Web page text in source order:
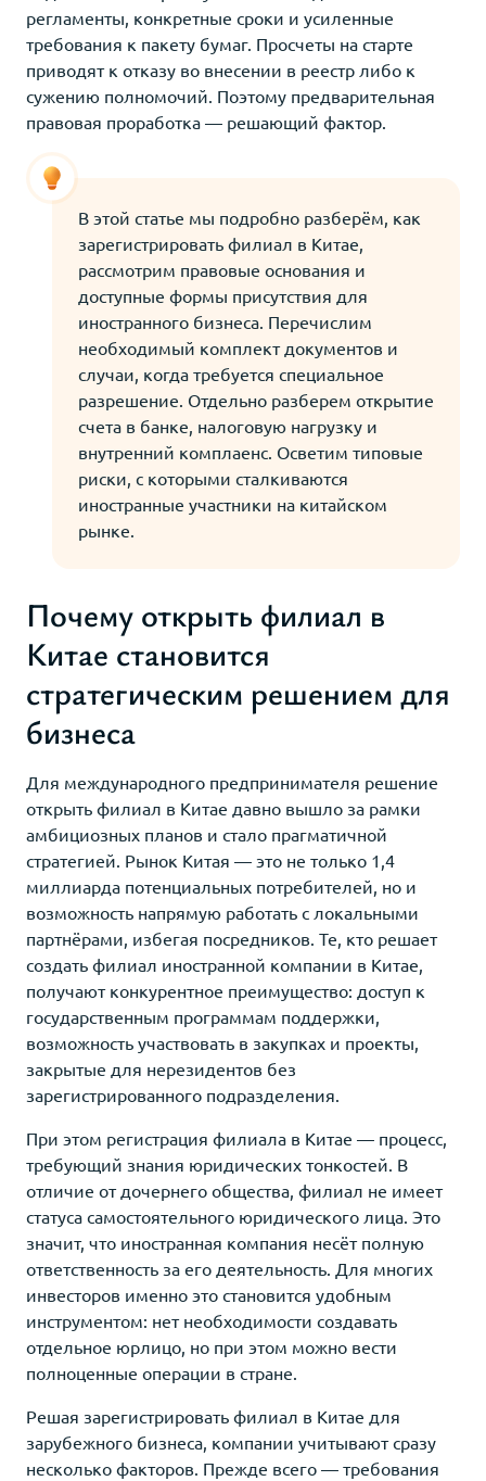
регламенты, конкретные сроки и усиленные
требования к пакету бумаг. Просчеты на старте
приводят к отказу во внесении в реестр либо к
сужению полномочий. Поэтому предварительная
правовая проработка — решающий фактор.
В этой статье мы подробно разберём, как
зарегистрировать филиал в Китае,
рассмотрим правовые основания и
доступные формы присутствия для
иностранного бизнеса. Перечислим
необходимый комплект документов и
случаи, когда требуется специальное
разрешение. Отдельно разберем открытие
счета в банке, налоговую нагрузку и
внутренний комплаенс. Осветим типовые
риски, с которыми сталкиваются
иностранные участники на китайском
рынке.
Почему открыть филиал в
Китае становится
стратегическим решением для
бизнеса
Для международного предпринимателя решение
открыть филиал в Китае давно вышло за рамки
амбициозных планов и стало прагматичной
стратегией. Рынок Китая — это не только 1,4
миллиарда потенциальных потребителей, но и
возможность напрямую работать с локальными
партнёрами, избегая посредников. Те, кто решает
создать филиал иностранной компании в Китае,
получают конкурентное преимущество: доступ к
государственным программам поддержки,
возможность участвовать в закупках и проекты,
закрытые для нерезидентов без
зарегистрированного подразделения.
При этом регистрация филиала в Китае — процесс,
требующий знания юридических тонкостей. В
отличие от дочернего общества, филиал не имеет
статуса самостоятельного юридического лица. Это
значит, что иностранная компания несёт полную
ответственность за его деятельность. Для многих
инвесторов именно это становится удобным
инструментом: нет необходимости создавать
отдельное юрлицо, но при этом можно вести
полноценные операции в стране.
Решая зарегистрировать филиал в Китае для
зарубежного бизнеса, компании учитывают сразу
несколько факторов. Прежде всего — требования